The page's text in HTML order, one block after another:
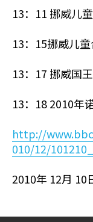
13：11 挪威儿
13：15挪威儿童
13：17 挪威国
13：18 2010年
http://
010/12/
2010年 12月 10